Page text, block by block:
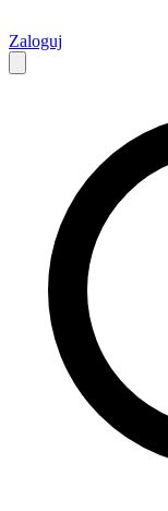
Zaloguj